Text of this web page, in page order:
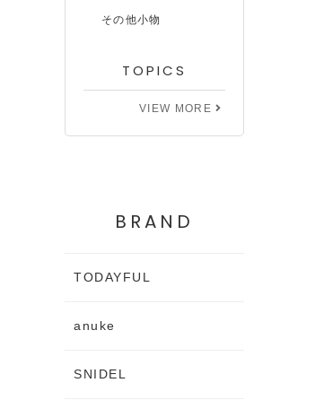
その他小物
TOPICS
VIEW MORE
BRAND
TODAYFUL
anuke
SNIDEL